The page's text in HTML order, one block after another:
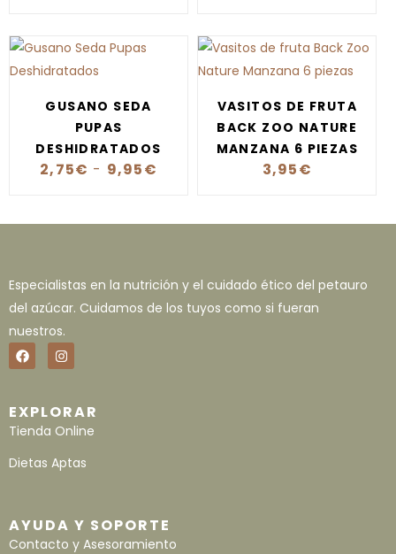
GUSANO SEDA
PUPAS
DESHIDRATADOS
2,75€ - 9,95€
VASITOS DE FRUTA
BACK ZOO NATURE
MANZANA 6 PIEZAS
3,95€
Especialistas en la nutrición y el cuidado ético del petauro
del azúcar. Cuidamos de los tuyos como si fueran
nuestros.
EXPLORAR
Tienda Online
Dietas Aptas
AYUDA Y SOPORTE
Contacto y Asesoramiento